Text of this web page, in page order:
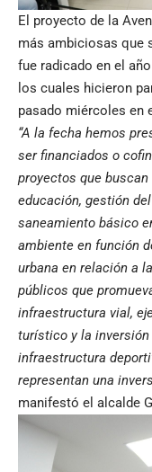
El proyecto de la
más ambiciosas que
fue radicado en el
los cuales hicieron
pasado miércoles en
“A la fecha hemos
ser financiados o
proyectos que
educación, gestión
saneamiento básico
ambiente en función
urbana en relación a
públicos que
infraestructura vial,
turístico y la inversión
infraestructura
representan una
manifestó el alcalde